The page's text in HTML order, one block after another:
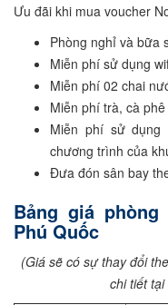
Ưu đãi khi mua voucher
Phòng nghỉ và bữa
Miễn phí sử dụng
Miễn phí 02 chai
Miễn phí trà, cà
Miễn phí sử
chương trình của
Đưa đón sân bay
Bảng giá
Phú Quốc
(Giá sẽ có sự thay đổi
chi tiết